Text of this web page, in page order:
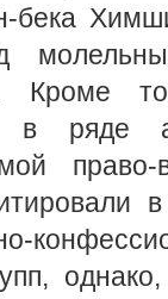
бека
Кроме
а в ряде